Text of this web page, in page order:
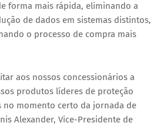
forma mais rápida, eliminando a
de dados em sistemas distintos,
o processo de compra mais
aos nossos concessionários a
produtos líderes de proteção
no momento certo da jornada de
Alexander, Vice-Presidente de